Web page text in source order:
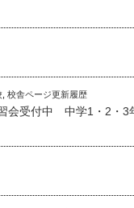
校舎ページ更新履歴
会受付中 中学1・2・3